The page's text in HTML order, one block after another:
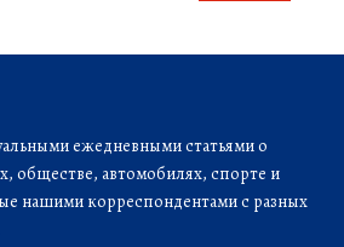
ежедневными статьями о
обществе, автомобилях, спорте и
нашими корреспондентами с разных